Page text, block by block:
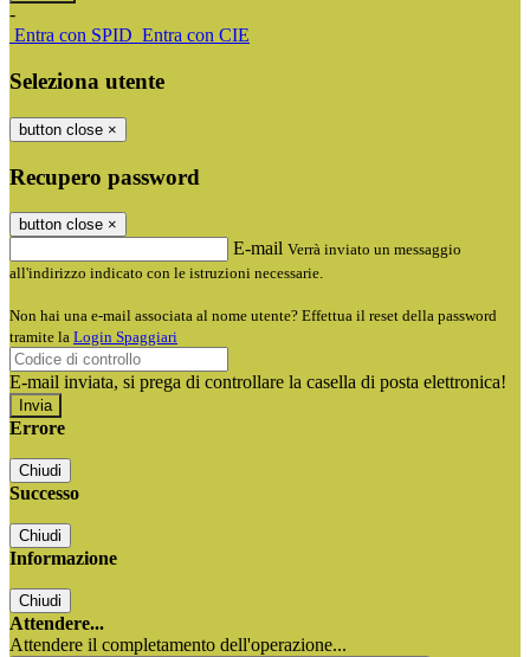
-
Entra con SPID Entra con CIE
Seleziona utente
button close ×
Recupero password
button close ×
E-mail Verrà inviato un messaggio
all'indirizzo indicato con le istruzioni necessarie.
Non hai una e-mail associata al nome utente? Effettua il reset della password
tramite la Login Spaggiari
E-mail inviata, si prega di controllare la casella di posta elettronica!
Errore
Chiudi
Successo
Chiudi
Informazione
Chiudi
Attendere...
Attendere il completamento dell'operazione...